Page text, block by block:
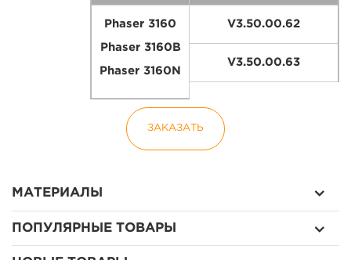
Phaser 3160
Phaser 3160B
Phaser 3160N
V3.50.00.62
V3.50.00.63
ЗАКАЗАТЬ
МАТЕРИАЛЫ
ПОПУЛЯРНЫЕ ТОВАРЫ